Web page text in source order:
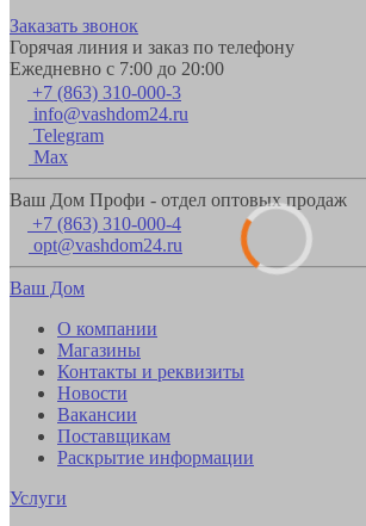
Заказать звонок
Горячая линия и заказ по телефону
Ежедневно с 7:00 до 20:00
+7 (863) 310-000-3
info@vashdom24.ru
Telegram
Max
Ваш Дом Профи - отдел оптовых продаж
+7 (863) 310-000-4
opt@vashdom24.ru
Ваш Дом
О компании
Магазины
Контакты и реквизиты
Новости
Вакансии
Поставщикам
Раскрытие информации
Услуги